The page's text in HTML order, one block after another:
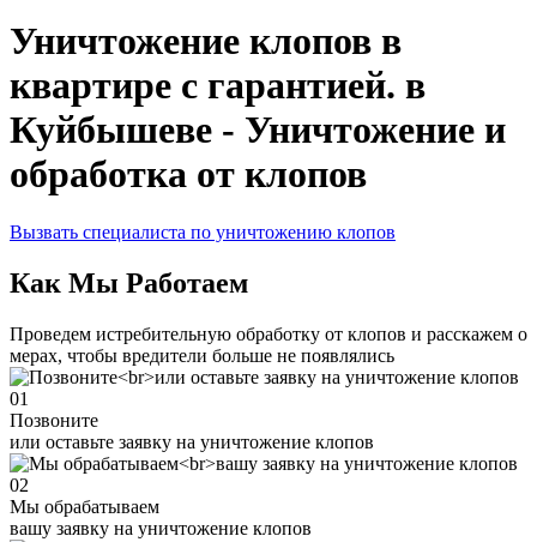
Уничтожение клопов в
квартире с гарантией. в
Куйбышеве - Уничтожение и
обработка от клопов
Вызвать специалиста по уничтожению клопов
Как Мы Работаем
Проведем истребительную обработку от клопов и расскажем о
мерах, чтобы вредители больше не появлялись
01
Позвоните
или оставьте заявку на уничтожение клопов
02
Мы обрабатываем
вашу заявку на уничтожение клопов